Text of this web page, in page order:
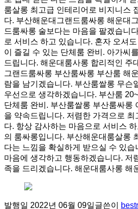
룸살롱 최고급 인테리어로 비지니스
다. 부산해운대그랜드룸싸롱 해운대
드룸싸롱 술보다는 마음을 팔겠습니
로 서비스 하고 있습니다. 혼자 오셔
이 즐길 수 있는 단체룸 완비. 아가씨
드립니다. 해운대룸사롱 합리적인 주
그랜드룸싸롱 부산룸싸롱 부산룸 해
람을 남기겠습니다. 부산룸쌀롱 무슨
우선으로 생각하겠습니다. 부산룸
단체룸 완비. 부산룸쌀롱 부산룸싸롱
을 약속드립니다. 저렴한 가격으로 최
다. 항상 감사하는 마음으로 서비스
의 룸싸롱입니다. 부산해운대룸살롱
다는 느낌을 확실하게 받으실 수 있습
마음에 생각하고 행동하겠습니다. 저
족을 드리겠습니다. 해운대룸사롱 해
발행일 2022년 06월 09일글쓴이